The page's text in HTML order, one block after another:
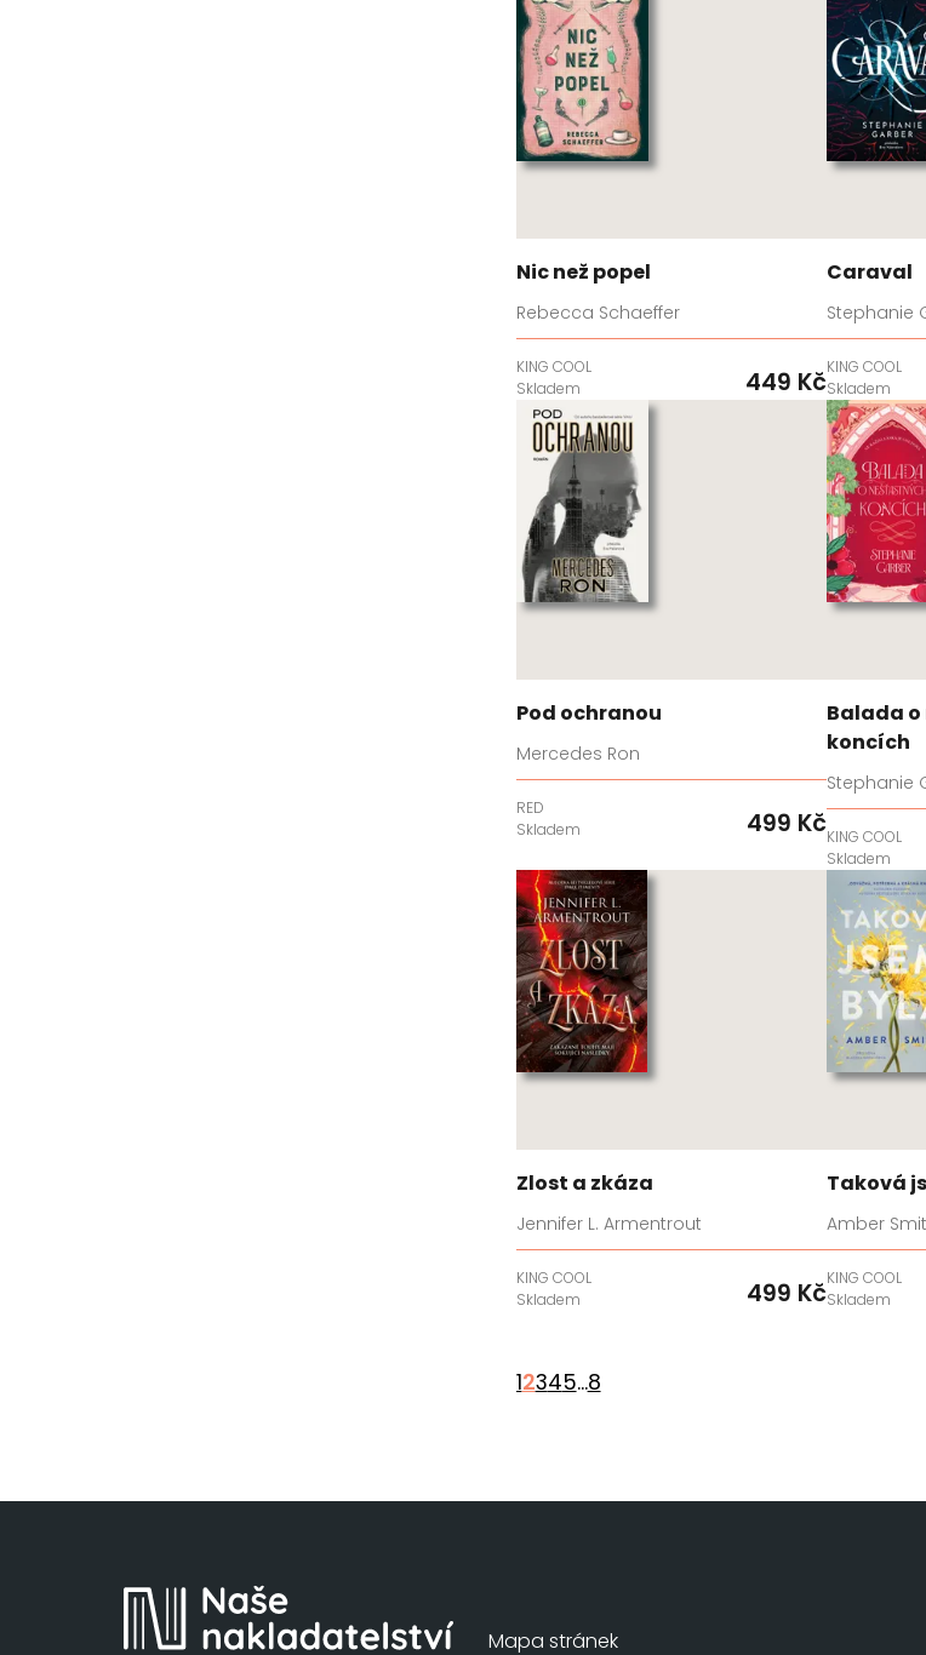
Nic než popel
Rebecca Schaeffer
KING COOL
Skladem
449 Kč
Caraval
Stephanie
KING COOL
Skladem
Pod ochranou
Mercedes Ron
RED
Skladem
499 Kč
Balada
koncích
Stephanie
KING COOL
Skladem
Zlost a zkáza
Jennifer L. Armentrout
KING COOL
Skladem
499 Kč
Taková
Amber
KING COOL
Skladem
12345...8
Mapa stránek